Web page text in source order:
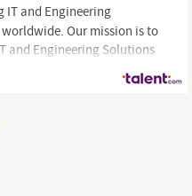
IT and Engineering
Our mission is to
and Engineering Solutions
EMEA region including
Austria, UK, as well as the